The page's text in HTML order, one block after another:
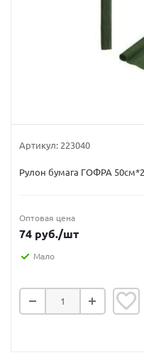
Артикул: 223040
Рулон бумага ГОФРА
Оптовая цена
74 руб./шт
Мало